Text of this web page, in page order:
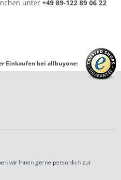
unter +49 89-122 89 06 22
Einkaufen bei allbuyone:
wir Ihnen gerne persönlich zur